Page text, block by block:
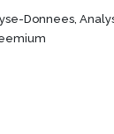
Donnees,